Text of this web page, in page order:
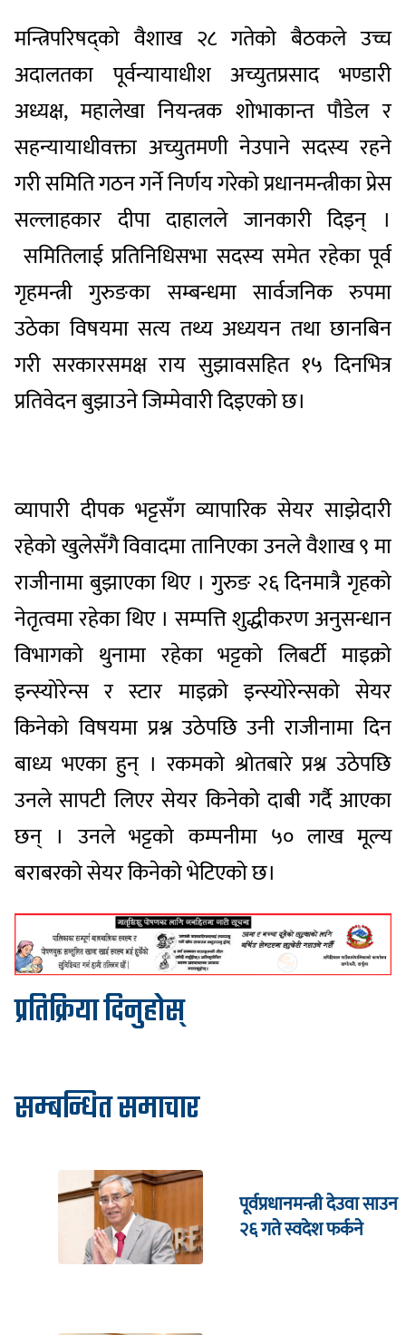
मन्त्रिपरिषद्को वैशाख २८ गतेको बैठकले उच्च
अदालतका पूर्वन्यायाधीश अच्युतप्रसाद भण्डारी
अध्यक्ष, महालेखा नियन्त्रक शोभाकान्त पौडेल र
सहन्यायाधीवक्ता अच्युतमणी नेउपाने सदस्य रहने
गरी समिति गठन गर्ने निर्णय गरेको प्रधानमन्त्रीका प्रेस
सल्लाहकार दीपा दाहालले जानकारी दिइन् ।
समितिलाई प्रतिनिधिसभा सदस्य समेत रहेका पूर्व
गृहमन्त्री गुरुङका सम्बन्धमा सार्वजनिक रुपमा
उठेका विषयमा सत्य तथ्य अध्ययन तथा छानबिन
गरी सरकारसमक्ष राय सुझावसहित १५ दिनभित्र
प्रतिवेदन बुझाउने जिम्मेवारी दिइएको छ।
व्यापारी दीपक भट्टसँग व्यापारिक सेयर साझेदारी
रहेको खुलेसँगै विवादमा तानिएका उनले वैशाख ९ मा
राजीनामा बुझाएका थिए । गुरुङ २६ दिनमात्रै गृहको
नेतृत्वमा रहेका थिए । सम्पत्ति शुद्धीकरण अनुसन्धान
विभागको थुनामा रहेका भट्टको लिबर्टी माइक्रो
इन्स्योरेन्स र स्टार माइक्रो इन्स्योरेन्सको सेयर
किनेको विषयमा प्रश्न उठेपछि उनी राजीनामा दिन
बाध्य भएका हुन् । रकमको श्रोतबारे प्रश्न उठेपछि
उनले सापटी लिएर सेयर किनेको दाबी गर्दै आएका
छन् । उनले भट्टको कम्पनीमा ५० लाख मूल्य
बराबरको सेयर किनेको भेटिएको छ।
प्रतिक्रिया दिनुहोस्
सम्बन्धित समाचार
पूर्वप्रधानमन्त्री देउवा साउन
२६ गते स्वदेश फर्कने